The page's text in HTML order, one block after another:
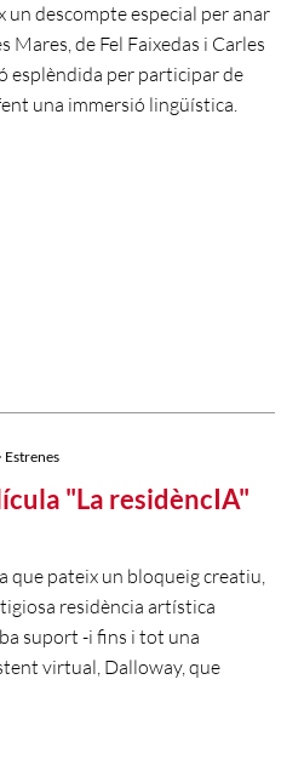
un descompte especial per anar
Mares, de Fel Faixedas i Carles
esplèndida per participar de
una immersió lingüística.
Estrenes
"La residèncIA"
que pateix un bloqueig creatiu,
residència artística
suport -i fins i tot una
virtual, Dalloway, que